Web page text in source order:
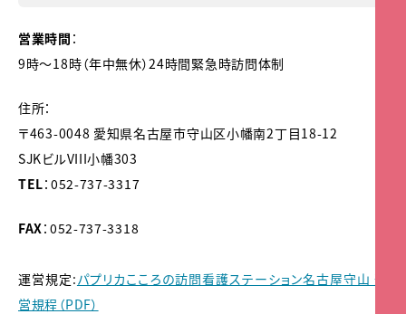
営業時間 ：
9時～18時（年中無休）24時間緊急時訪問体制
住所：
〒463-0048 愛知県名古屋市守山区小幡南2丁目18-12
SJKビルVIII小幡303
TEL：052-737-3317
FAX：052-737-3318
運営規定: パプリカこころの訪問看護ステーション名古屋守山 運
営規程（PDF）